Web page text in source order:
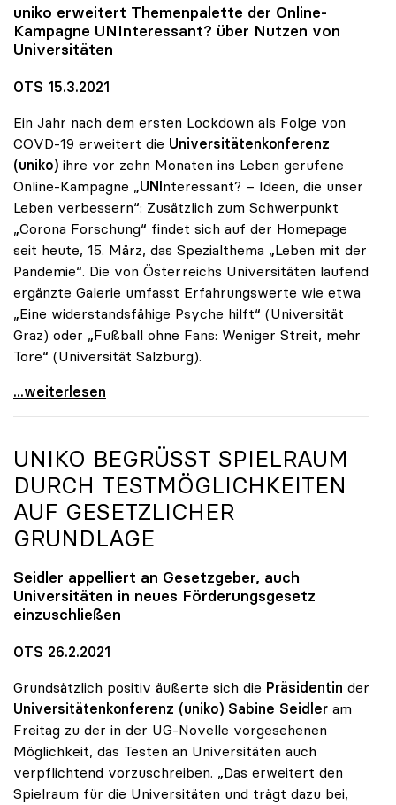
uniko erweitert Themenpalette der Online-
Kampagne UNInteressant? über Nutzen von
Universitäten
OTS 15.3.2021
Ein Jahr nach dem ersten Lockdown als Folge von
COVD-19 erweitert die Universitätenkonferenz
(uniko) ihre vor zehn Monaten ins Leben gerufene
Online-Kampagne „UNInteressant? – Ideen, die unser
Leben verbessern“: Zusätzlich zum Schwerpunkt
„Corona Forschung“ findet sich auf der Homepage
seit heute, 15. März, das Spezialthema „Leben mit der
Pandemie“. Die von Österreichs Universitäten laufend
ergänzte Galerie umfasst Erfahrungswerte wie etwa
„Eine widerstandsfähige Psyche hilft“ (Universität
Graz) oder „Fußball ohne Fans: Weniger Streit, mehr
Tore“ (Universität Salzburg).
Ein Jahr Corona: Neuer Fokus auf „Leben mit der
...weiterlesen
UNIKO BEGRÜSST SPIELRAUM D
URCH TESTMÖGLICHKEITEN A
UF GESETZLICHER G
RUNDLAGE
Seidler appelliert an Gesetzgeber, auch
Universitäten in neues Förderungsgesetz
einzuschließen
OTS 26.2.2021
Grundsätzlich positiv äußerte sich die Präsidentin der
Universitätenkonferenz (uniko) Sabine Seidler am
Freitag zu der in der UG-Novelle vorgesehenen
Möglichkeit, das Testen an Universitäten auch
verpflichtend vorzuschreiben. „Das erweitert den
Spielraum für die Universitäten und trägt dazu bei,